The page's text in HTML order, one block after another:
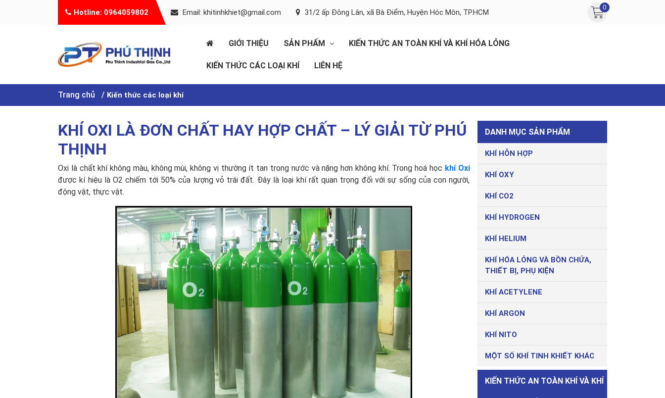
Hotline: 0964059802 Email: khitinhkhiet@gmail.com 31/2 ấp Đông Lân, xã Bà Điểm, Huyện Hóc Môn, TP.HCM
0
GIỚI THIỆU SẢN PHẨM KIẾN THỨC AN TOÀN KHÍ VÀ KHÍ HÓA LỎNG
KIẾN THỨC CÁC LOẠI KHÍ LIÊN HỆ
Trang chủ Kiến thức các loại khí
KHÍ OXI LÀ ĐƠN CHẤT HAY HỢP CHẤT – LÝ GIẢI TỪ PHÚ
THỊNH
Oxi là chất khí không màu, không mùi, không vị thường ít tan trong nước và nặng hơn không khí. Trong hoá học khí Oxi
được kí hiệu là O2 chiếm tới 50% của lượng vỏ trái đất. Đây là loại khí rất quan trọng đối với sự sống của con người,
động vật, thực vật.
DANH MỤC SẢN PHẨM
KHÍ HỖN HỢP
KHÍ OXY
KHÍ CO2
KHÍ HYDROGEN
KHÍ HELIUM
KHÍ HÓA LỎNG VÀ BỒN CHỨA,
THIẾT BỊ, PHỤ KIỆN
KHÍ ACETYLENE
KHÍ ARGON
KHÍ NITO
MỘT SỐ KHÍ TINH KHIẾT KHÁC
KIẾN THỨC AN TOÀN KHÍ VÀ KHÍ